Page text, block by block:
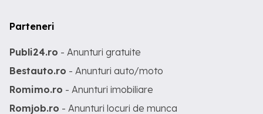
Parteneri
Publi24.ro - Anunturi gratuite
Bestauto.ro - Anunturi auto/moto
Romimo.ro - Anunturi imobiliare
Romjob.ro - Anunturi locuri de munca